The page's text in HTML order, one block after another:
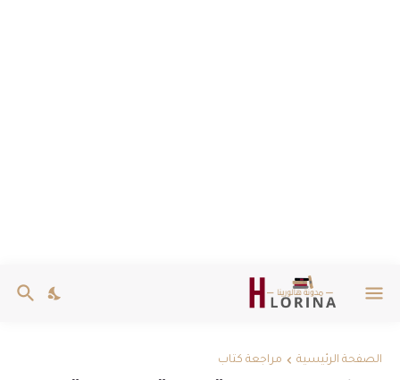
الصفحة الرئيسية مراجعة كتاب